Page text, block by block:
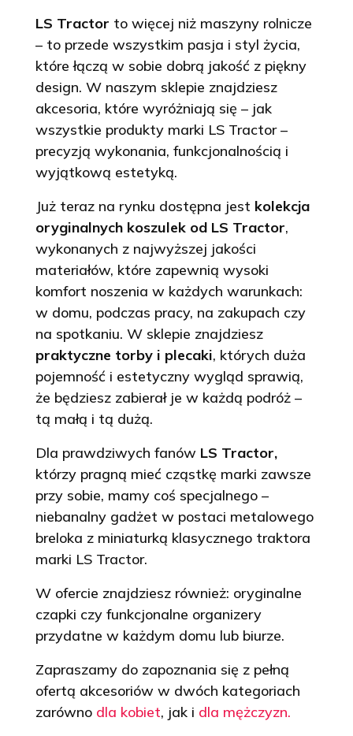
LS Tractor to więcej niż maszyny rolnicze
– to przede wszystkim pasja i styl życia,
które łączą w sobie dobrą jakość z piękny
design. W naszym sklepie znajdziesz
akcesoria, które wyróżniają się – jak
wszystkie produkty marki LS Tractor –
precyzją wykonania, funkcjonalnością i
wyjątkową estetyką.
Już teraz na rynku dostępna jest kolekcja
oryginalnych koszulek od LS Tractor,
wykonanych z najwyższej jakości
materiałów, które zapewnią wysoki
komfort noszenia w każdych warunkach:
w domu, podczas pracy, na zakupach czy
na spotkaniu. W sklepie znajdziesz
praktyczne torby i plecaki, których duża
pojemność i estetyczny wygląd sprawią,
że będziesz zabierał je w każdą podróż –
tą małą i tą dużą.
Dla prawdziwych fanów LS Tractor,
którzy pragną mieć cząstkę marki zawsze
przy sobie, mamy coś specjalnego –
niebanalny gadżet w postaci metalowego
breloka z miniaturką klasycznego traktora
marki LS Tractor.
W ofercie znajdziesz również: oryginalne
czapki czy funkcjonalne organizery
przydatne w każdym domu lub biurze.
Zapraszamy do zapoznania się z pełną
ofertą akcesoriów w dwóch kategoriach
zarówno dla kobiet, jak i dla mężczyzn.